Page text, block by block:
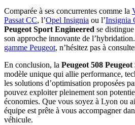
Comparée à ses concurrentes comme la
Passat CC, l’Opel Insignia ou l’Insignia
Peugeot Sport Engineered se
son approche innovante de
gamme Peugeot, n’hésitez pas à
En conclusion, la Peugeot 508
modèle unique qui allie performance,
les solutions d’optimisation proposées
pouvez exploiter pleinement son
économies. Que vous soyez à Lyon ou
équipe est prête à vous accompagner
véhicule.